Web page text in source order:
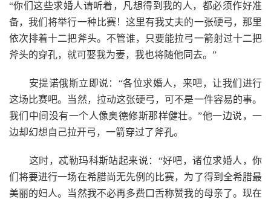
“你们这些求婚人请听着，凡想得到我的人，都必须作好准
备，我们将举行一种比赛！这里有我丈夫的一张硬弓，那里
依次排着十二把斧头。不管谁，只要能拉弓一箭射过十二把
斧头的穿孔，就可娶我为妻，我也将随他同去。”
安提诺俄斯立即说：“各位求婚人，来吧，让我们进行
这场比赛吧。当然，拉动这张硬弓，可不是一件容易的事。
我们中间没有一个人像奥德修斯那样健壮。”他一边说，一
边却幻想自己拉开弓，一箭穿过了斧孔。
这时，忒勒玛科斯站起来说：“好吧，诸位求婚人，你
们将要进行一场在希腊尚无先例的比赛，为了得到全希腊最
美丽的妇人。当然我不必再多费口舌称赞我的母亲了。现在